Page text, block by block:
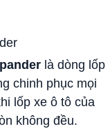
là dòng lốp
chinh phục mọi
lốp xe ô tô của
không đều.